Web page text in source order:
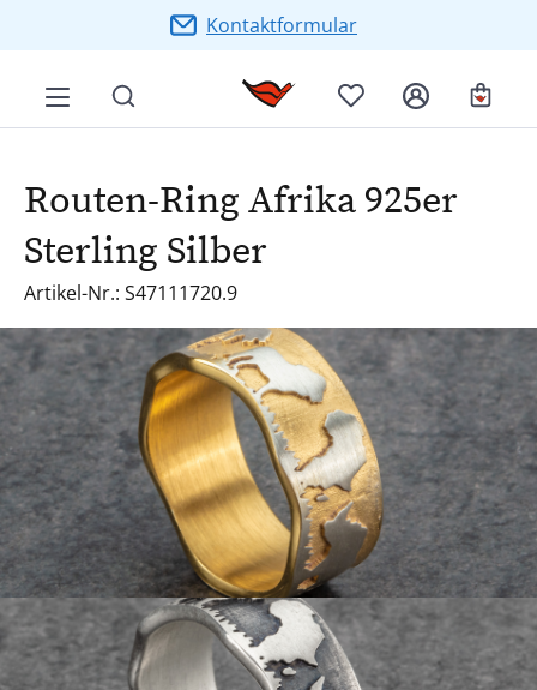
Zum Hauptinhalt springenKontaktformular
Routen-Ring Afrika 925er
Sterling Silber
Artikel-Nr.: S47111720.9
Bildergalerie überspringen